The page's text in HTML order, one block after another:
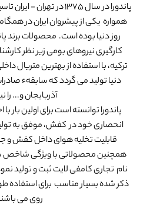
پاندورا در سال 1375 در
همواره یکی از پیشروان ایران در
روز دنیا بوده است. محصولات برند
کارگیری نیروهای بومی زیر نظر
ترکیه، با استفاده از بهترین متریال
دنیا تولید می گردد که سابقهء
آذربایجان و... را
پاندورا توانسته است برای اولین
انحصاری خود در کفش، موفق به
قابلیت تخلیه هوای داخل کفش و
همچنین محصولاتی با ویژگی شاخص
نام تجاری کامفی لایت ثبت و تولید
ذکر شده بسیار مناسب برای استفاده
روی می